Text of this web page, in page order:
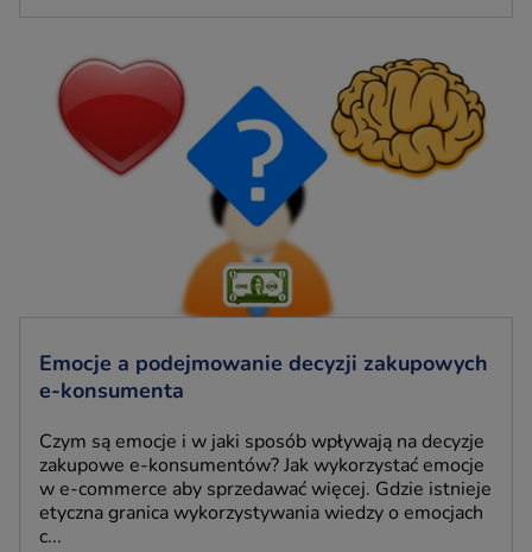
Emocje a podejmowanie decyzji zakupowych
e-konsumenta
Czym są emocje i w jaki sposób wpływają na decyzje
zakupowe e-konsumentów? Jak wykorzystać emocje
w e-commerce aby sprzedawać więcej. Gdzie istnieje
etyczna granica wykorzystywania wiedzy o emocjach
c...